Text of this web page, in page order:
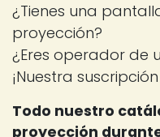
¿Tienes una
proyección?
¿Eres operador de
¡Nuestra
Todo nuestro
proyección